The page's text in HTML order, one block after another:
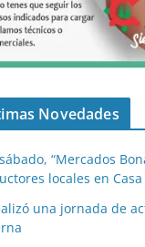
Novedades
“Mercados
locales en
una jornada de